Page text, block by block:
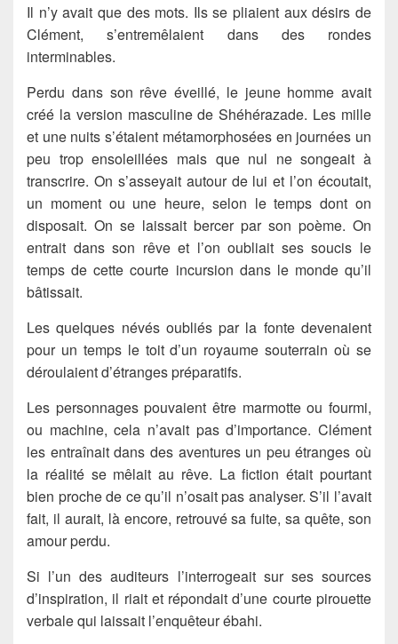
Il n’y avait que des mots. Ils se pliaient aux désirs de
Clément, s’entremêlaient dans des rondes
interminables.
Perdu dans son rêve éveillé, le jeune homme avait
créé la version masculine de Shéhérazade. Les mille
et une nuits s’étaient métamorphosées en journées un
peu trop ensoleillées mais que nul ne songeait à
transcrire. On s’asseyait autour de lui et l’on écoutait,
un moment ou une heure, selon le temps dont on
disposait. On se laissait bercer par son poème. On
entrait dans son rêve et l’on oubliait ses soucis le
temps de cette courte incursion dans le monde qu’il
bâtissait.
Les quelques névés oubliés par la fonte devenaient
pour un temps le toit d’un royaume souterrain où se
déroulaient d’étranges préparatifs.
Les personnages pouvaient être marmotte ou fourmi,
ou machine, cela n’avait pas d’importance. Clément
les entraînait dans des aventures un peu étranges où
la réalité se mêlait au rêve. La fiction était pourtant
bien proche de ce qu’il n’osait pas analyser. S’il l’avait
fait, il aurait, là encore, retrouvé sa fuite, sa quête, son
amour perdu.
Si l’un des auditeurs l’interrogeait sur ses sources
d’inspiration, il riait et répondait d’une courte pirouette
verbale qui laissait l’enquêteur ébahi.